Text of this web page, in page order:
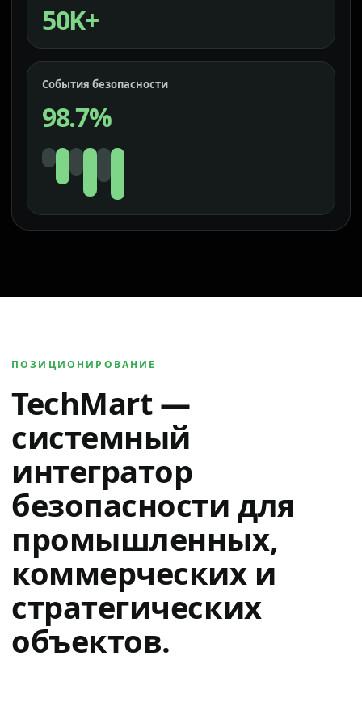
50K+
События безопасности
98.7%
ПОЗИЦИОНИРОВАНИЕ
TechMart —
системный
интегратор
безопасности для
промышленных,
коммерческих и
стратегических
объектов.